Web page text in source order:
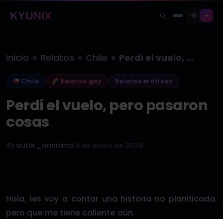
KYUNIX
Inicio » Relatos » Chile » Perdí el vuelo, pero pasaron cosas
Chile Relatos gay Relatos eróticos
Perdí el vuelo, pero pasaron
cosas
✍️ autor_anonimo 11 de enero de 2026
Hola, les voy a contar una historia no planificada,
pero que me tiene caliente aún.